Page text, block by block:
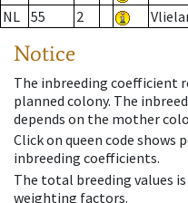
NL 55 2
Notice
The inbreeding coefficient
planned colony. The
depends on the mother
Click on queen code shows
inbreeding coefficients.
The total breeding values
weighting factors.